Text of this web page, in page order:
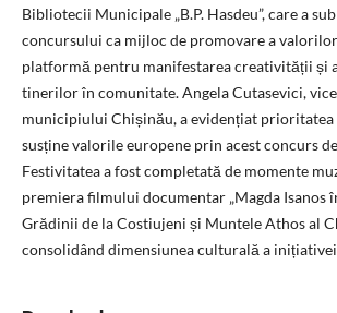
Bibliotecii Municipale „B.P. Hasdeu”, care a
concursului ca mijloc de promovare a
platformă pentru manifestarea creativității și
tinerilor în comunitate. Angela Cutasevici,
municipiului Chișinău, a evidențiat
susține valorile europene prin acest concurs
Festivitatea a fost completată de momente
premiera filmului documentar „Magda Isanos
Grădinii de la Costiujeni și Muntele Athos al
consolidând dimensiunea culturală a